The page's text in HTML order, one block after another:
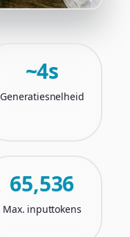
~4s
Generatiesnelheid
65,536
Max. inputtokens